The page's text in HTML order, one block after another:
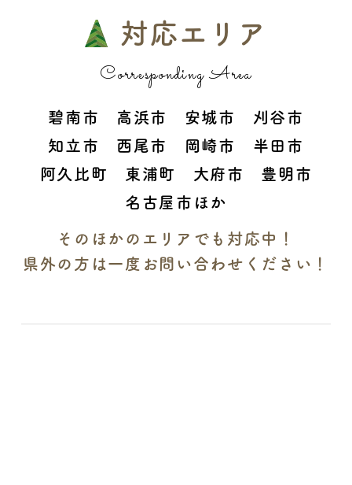
対応エリア
Corresponding Area
碧南市 高浜市 安城市 刈谷市
知立市 西尾市 岡崎市 半田市
阿久比町 東浦町 大府市 豊明市
名古屋市ほか
そのほかのエリアでも対応中！
県外の方は一度お問い合わせください！